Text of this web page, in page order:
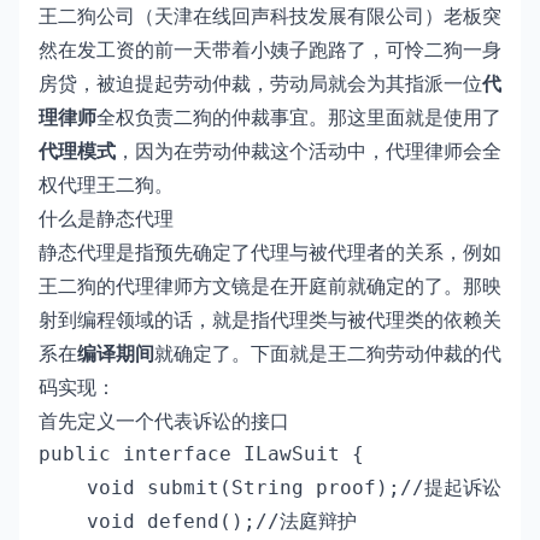
王二狗公司（天津在线回声科技发展有限公司）老板突
然在发工资的前一天带着小姨子跑路了，可怜二狗一身
房贷，被迫提起劳动仲裁，劳动局就会为其指派一位代
理律师全权负责二狗的仲裁事宜。那这里面就是使用了
代理模式 ，因为在劳动仲裁这个活动中，代理律师会全
权代理王二狗。
什么是静态代理
静态代理是指预先确定了代理与被代理者的关系，例如
王二狗的代理律师方文镜是在开庭前就确定的了。那映
射到编程领域的话，就是指代理类与被代理类的依赖关
系在编译期间就确定了。下面就是王二狗劳动仲裁的代
码实现：
首先定义一个代表诉讼的接口
public interface ILawSuit {
    void submit(String proof);//提起诉讼
    void defend();//法庭辩护